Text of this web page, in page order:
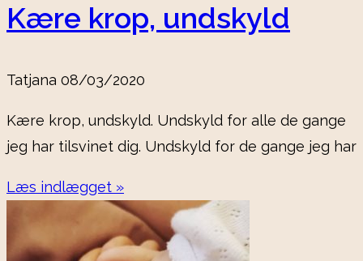
Kære krop, undskyld
Tatjana 08/03/2020
Kære krop, undskyld. Undskyld for alle de gange
jeg har tilsvinet dig. Undskyld for de gange jeg har
Læs indlægget »